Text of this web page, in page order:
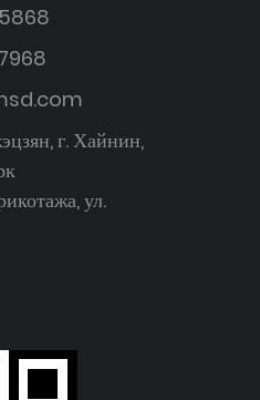
г. Хайнин,
ул.